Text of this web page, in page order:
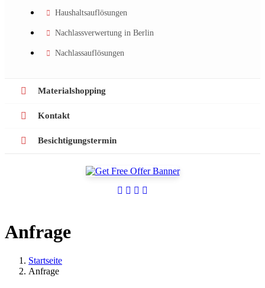
Haushaltsauflösungen
Nachlassverwertung in Berlin
Nachlassauflösungen
Materialshopping
Kontakt
Besichtigungstermin
Anfrage
Startseite
Anfrage